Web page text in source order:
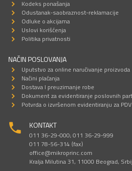
Kodeks ponašanja
Odustanak-saobraznost-reklamacije
Odluke o akcijama
Uslovi korišćenja
Politika privatnosti
NAČIN POSLOVANJA
Uputstvo za online naručivanje proizvoda
Načini plaćanja
Dostava I preuzimanje robe
Dokument za evidentiranje poslovnih
Potvrda o izvršenom evidentiranju za PDV
KONTAKT
011 36-29-000; 011 36-29-999
011 78-56-314 (fax)
office@mikroprinc.com
Kralja Milutina 31, 11000 Beograd,